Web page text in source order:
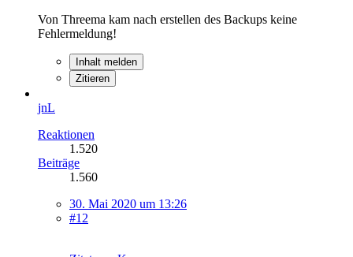
Von Threema kam nach erstellen des Backups keine
Fehlermeldung!
Inhalt melden
Zitieren
jnL
Reaktionen
1.520
Beiträge
1.560
30. Mai 2020 um 13:26
#12